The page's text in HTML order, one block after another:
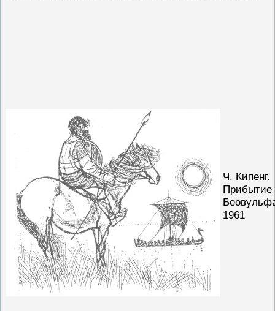
Ч. Кипенг.
Прибытие
1961